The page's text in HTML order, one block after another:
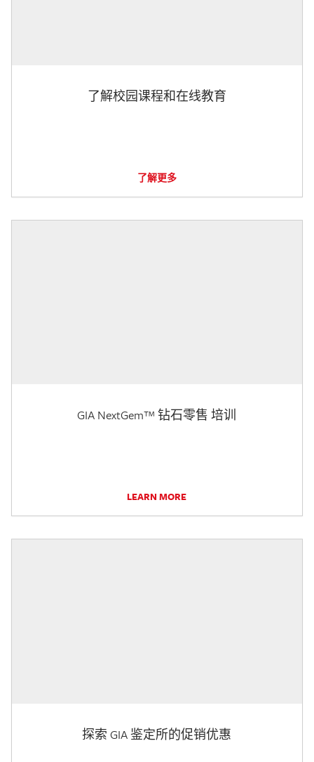
了解校园课程和在线教育
了解更多
GIA NextGem™ 钻石零售 培训
LEARN MORE
探索 GIA 鉴定所的促销优惠